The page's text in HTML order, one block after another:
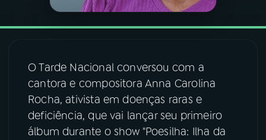
ÚLTIMAS
ACOMPANHE A RÁDIO NACIONAL
YouTube
O Tarde Nacional conversou com a
cantora e compositora Anna Carolina
Rocha, ativista em doenças raras e
deficiência, que vai lançar seu primeiro
álbum durante o show "Poesilha: Ilha da